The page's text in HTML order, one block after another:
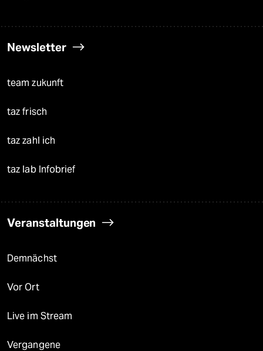
Newsletter
team zukunft
taz frisch
taz zahl ich
taz lab Infobrief
Veranstaltungen
Demnächst
Vor Ort
Live im Stream
Vergangene